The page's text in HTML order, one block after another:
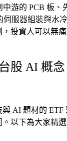
游的 PCB 板、
伺服器組裝與水
投資人可以無
股 AI 概念
AI 題材的 ETF
。以下為大家精